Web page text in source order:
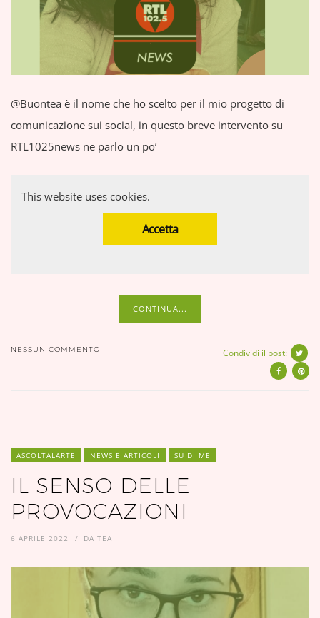
@Buontea è il nome che ho scelto per il mio progetto di
comunicazione sui social, in questo breve intervento su
RTL1025news ne parlo un po’
This website uses cookies.
Accetta
CONTINUA...
NESSUN COMMENTO Condividi il post:
ASCOLTALARTE NEWS E ARTICOLI SU DI ME
IL SENSO DELLE
PROVOCAZIONI
6 APRILE 2022 DA TEA